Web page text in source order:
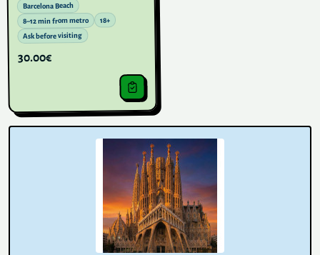
Barcelona Beach
8–12 min from metro 18+
Ask before visiting
30.00€